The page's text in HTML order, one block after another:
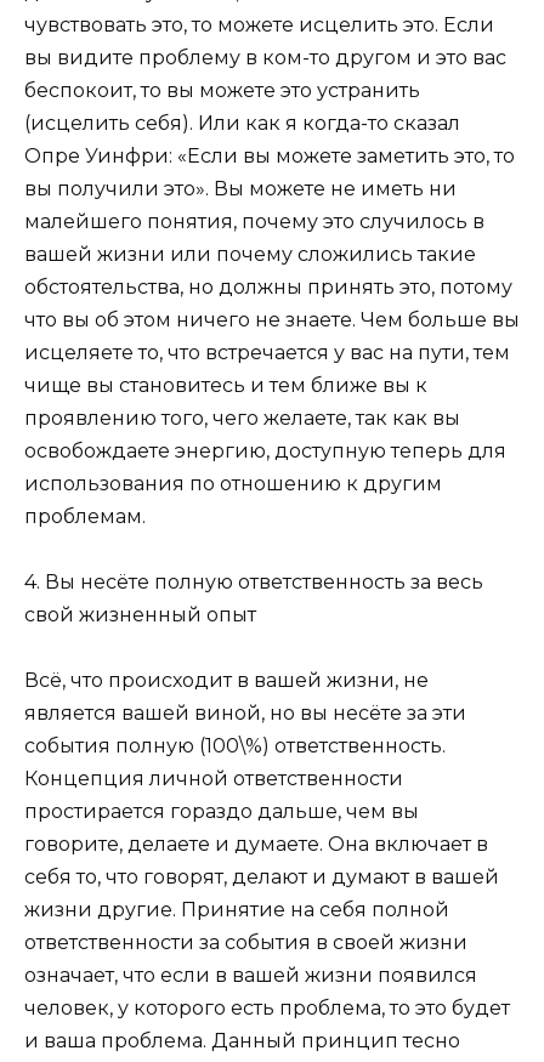
чувствовать это, то можете исцелить это. Если
вы видите проблему в ком-то другом и это вас
беспокоит, то вы можете это устранить
(исцелить себя). Или как я когда-то сказал
Опре Уинфри: «Если вы можете заметить это, то
вы получили это». Вы можете не иметь ни
малейшего понятия, почему это случилось в
вашей жизни или почему сложились такие
обстоятельства, но должны принять это, потому
что вы об этом ничего не знаете. Чем больше вы
исцеляете то, что встречается у вас на пути, тем
чище вы становитесь и тем ближе вы к
проявлению того, чего желаете, так как вы
освобождаете энергию, доступную теперь для
использования по отношению к другим
проблемам.
4. Вы несёте полную ответственность за весь
свой жизненный опыт
Всё, что происходит в вашей жизни, не
является вашей виной, но вы несёте за эти
события полную (100\%) ответственность.
Концепция личной ответственности
простирается гораздо дальше, чем вы
говорите, делаете и думаете. Она включает в
себя то, что говорят, делают и думают в вашей
жизни другие. Принятие на себя полной
ответственности за события в своей жизни
означает, что если в вашей жизни появился
человек, у которого есть проблема, то это будет
и ваша проблема. Данный принцип тесно